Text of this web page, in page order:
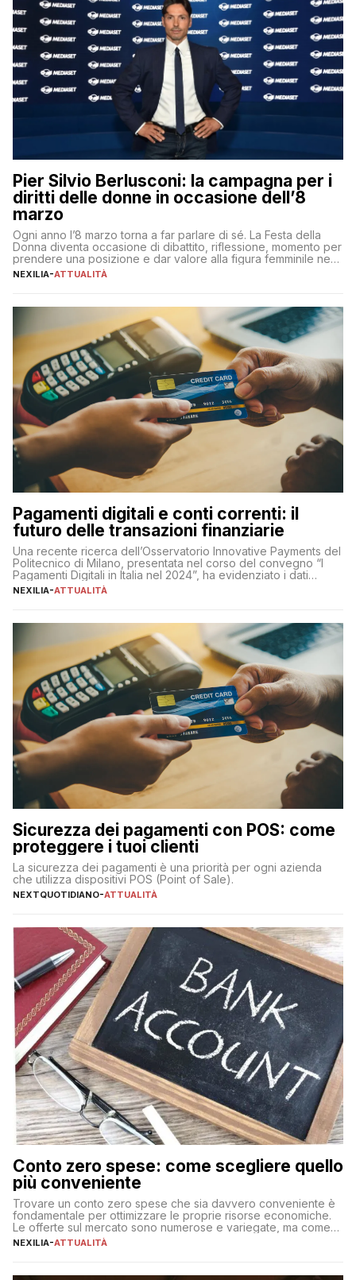
Pier Silvio Berlusconi: la campagna per i
diritti delle donne in occasione dell’8
marzo
Ogni anno l’8 marzo torna a far parlare di sé. La Festa della
Donna diventa occasione di dibattito, riflessione, momento per
prendere una posizione e dar valore alla figura femminile nella
sua complessità e crucialità. A lanciare un messaggio “forte e
NEXILIA-ATTUALITÀ
Pagamenti digitali e conti correnti: il
futuro delle transazioni finanziarie
Una recente ricerca dell’Osservatorio Innovative Payments del
Politecnico di Milano, presentata nel corso del convegno “I
Pagamenti Digitali in Italia nel 2024”, ha evidenziato i dati
definitivi del primo semestre 2024 relativamente alle
NEXILIA-ATTUALITÀ
Sicurezza dei pagamenti con POS: come
proteggere i tuoi clienti
La sicurezza dei pagamenti è una priorità per ogni azienda
che utilizza dispositivi POS (Point of Sale).
NEXTQUOTIDIANO-ATTUALITÀ
Conto zero spese: come scegliere quello
più conveniente
Trovare un conto zero spese che sia davvero conveniente è
fondamentale per ottimizzare le proprie risorse economiche.
Le offerte sul mercato sono numerose e variegate, ma come
individuare quella più adatta alle proprie esigenze senza
sul […]
NEXILIA-ATTUALITÀ